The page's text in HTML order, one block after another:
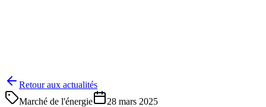
Retour aux actualités
Marché de l'énergie
28 mars 2025